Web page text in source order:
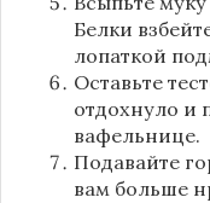
Белки
лопаткой
Оставьте
отдохнуло и
вафельнице.
Подавайте
вам больше